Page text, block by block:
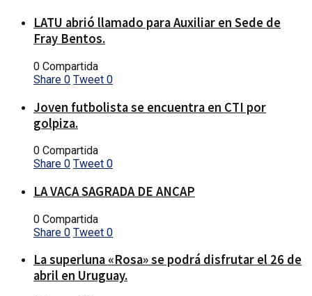
LATU abrió llamado para Auxiliar en Sede de
Fray Bentos.
0 Compartida
Share 0 Tweet 0
Joven futbolista se encuentra en CTI por
golpiza.
0 Compartida
Share 0 Tweet 0
LA VACA SAGRADA DE ANCAP
0 Compartida
Share 0 Tweet 0
La superluna «Rosa» se podrá disfrutar el 26 de
abril en Uruguay.